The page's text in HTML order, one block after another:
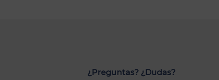
¿Preguntas? ¿Dudas?